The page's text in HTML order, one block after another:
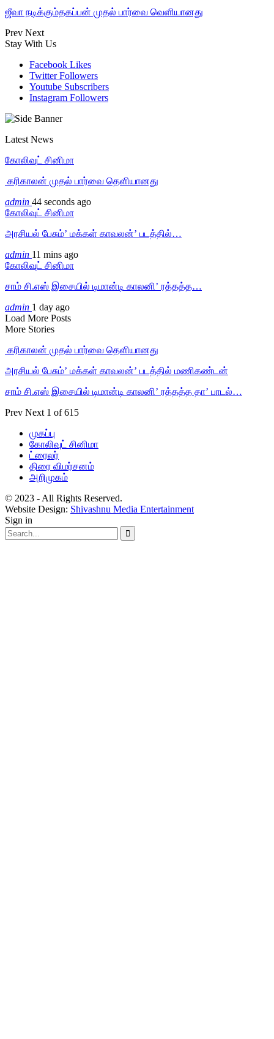
ஜீவா நடிக்கும்தகப்பன் முதல் பார்வை வெளியானது
Prev Next
Stay With Us
Facebook Likes
Twitter Followers
Youtube Subscribers
Instagram Followers
Latest News
கோலிவுட் சினிமா
‎ கரிகாலன் முதல் பார்வை தெளியானது
admin 44 seconds ago
கோலிவுட் சினிமா
அரசியல் பேசும்’ மக்கள் காவலன்’ படத்தில்…
admin 11 mins ago
கோலிவுட் சினிமா
சாம் சி.எஸ் இசையில் டிமான்டி காலனி’ ரத்தத்த…
admin 1 day ago
Load More Posts
More Stories
‎ கரிகாலன் முதல் பார்வை தெளியானது
அரசியல் பேசும்’ மக்கள் காவலன்’ படத்தில் மணிகண்டன்
சாம் சி.எஸ் இசையில் டிமான்டி காலனி’ ரத்தத்த தா’ பாடல்…
Prev Next 1 of 615
முகப்பு
கோலிவுட் சினிமா
ட்ரைலர்
திரை விமர்சனம்
அறிமுகம்
© 2023 - All Rights Reserved.
Website Design: Shivashnu Media Entertainment
Sign in